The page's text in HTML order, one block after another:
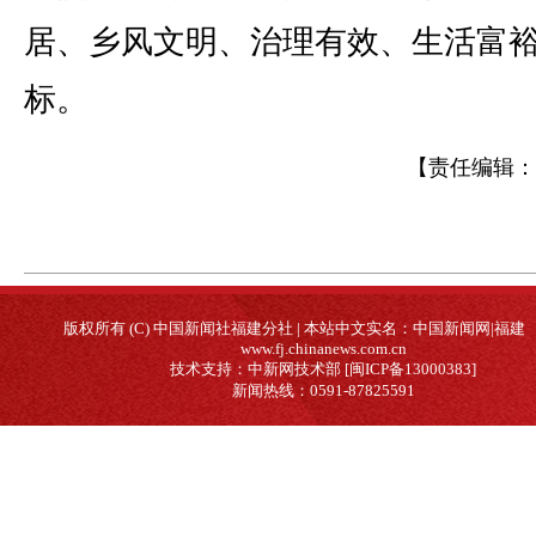
居、乡风文明、治理有效、生活富
标。
【责任编辑：
版权所有 (C) 中国新闻社福建分社 | 本站中文实名：中国新闻网|福建
www.fj.chinanews.com.cn
技术支持：中新网技术部 [闽ICP备13000383]
新闻热线：0591-87825591